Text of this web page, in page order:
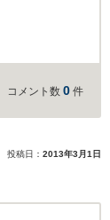
コメント数 0 件
投稿日： 2013年3月1日